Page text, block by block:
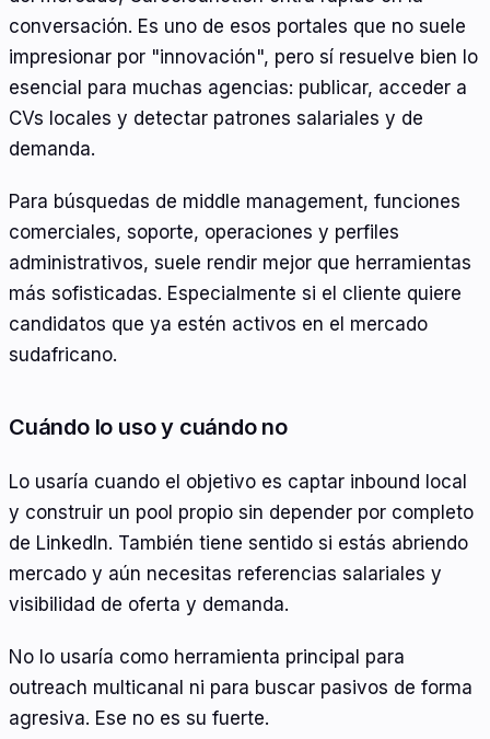
conversación. Es uno de esos portales que no suele
impresionar por "innovación", pero sí resuelve bien lo
esencial para muchas agencias: publicar, acceder a
CVs locales y detectar patrones salariales y de
demanda.
Para búsquedas de middle management, funciones
comerciales, soporte, operaciones y perfiles
administrativos, suele rendir mejor que herramientas
más sofisticadas. Especialmente si el cliente quiere
candidatos que ya estén activos en el mercado
sudafricano.
Cuándo lo uso y cuándo no
Lo usaría cuando el objetivo es captar inbound local
y construir un pool propio sin depender por completo
de LinkedIn. También tiene sentido si estás abriendo
mercado y aún necesitas referencias salariales y
visibilidad de oferta y demanda.
No lo usaría como herramienta principal para
outreach multicanal ni para buscar pasivos de forma
agresiva. Ese no es su fuerte.